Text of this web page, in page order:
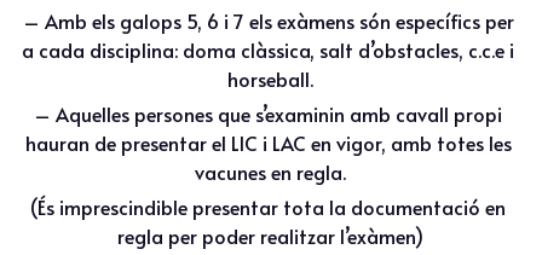
– Amb els galops 5, 6 i 7 els exàmens són específics per
a cada disciplina: doma clàssica, salt d’obstacles, c.c.e i
horseball.
– Aquelles persones que s’examinin amb cavall propi
hauran de presentar el LIC i LAC en vigor, amb totes les
vacunes en regla.
(És imprescindible presentar tota la documentació en
regla per poder realitzar l’exàmen)